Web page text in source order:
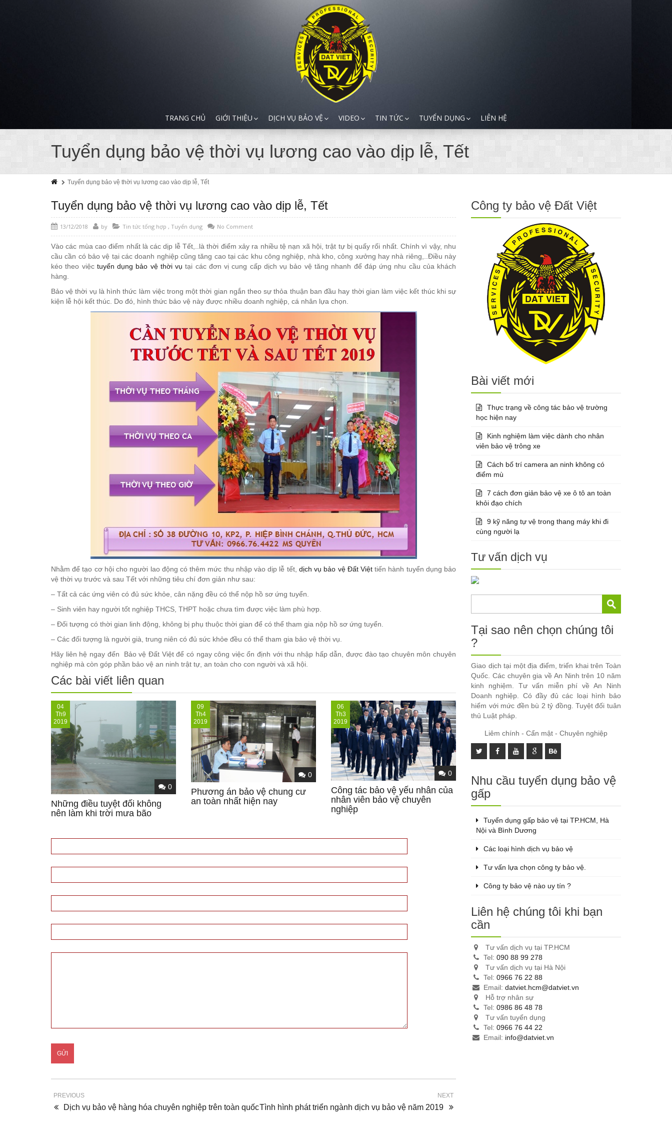
TRANG CHỦ GIỚI THIỆU DỊCH VỤ BẢO VỆ VIDEO TIN TỨC TUYỂN DỤNG LIÊN HỆ
Tuyển dụng bảo vệ thời vụ lương cao vào dịp lễ, Tết
Tuyển dụng bảo vệ thời vụ lương cao vào dịp lễ, Tết
Tuyển dụng bảo vệ thời vụ lương cao vào dịp lễ, Tết
13/12/2018 by Tin tức tổng hợp , Tuyển dụng No Comment
Vào các mùa cao điểm nhất là các dịp lễ Tết,..là thời điểm xảy ra nhiều tệ nạn xã hội, trật tự bị quấy rối nhất. Chính vì vậy, nhu
cầu cần có bảo vệ tại các doanh nghiệp cũng tăng cao tại các khu công nghiệp, nhà kho, công xưởng hay nhà riêng,..Điều này
kéo theo việc tuyển dụng bảo vệ thời vụ tại các đơn vị cung cấp dịch vụ bảo vệ tăng nhanh để đáp ứng nhu cầu của khách
hàng.
Bảo vệ thời vụ là hình thức làm việc trong một thời gian ngắn theo sự thỏa thuận ban đầu hay thời gian làm việc kết thúc khi sự
kiện lễ hội kết thúc. Do đó, hình thức bảo vệ này được nhiều doanh nghiệp, cá nhân lựa chọn.
Nhằm để tạo cơ hội cho người lao động có thêm mức thu nhập vào dịp lễ tết, dịch vụ bảo vệ Đất Việttiến hành tuyển dụng bảo
vệ thời vụ trước và sau Tết với những tiêu chí đơn giản như sau:
– Tất cả các ứng viên có đủ sức khỏe, cân nặng đều có thể nộp hồ sơ ứng tuyển.
– Sinh viên hay người tốt nghiệp THCS, THPT hoặc chưa tìm được việc làm phù hợp.
– Đối tượng có thời gian linh động, không bị phụ thuộc thời gian để có thể tham gia nộp hồ sơ ứng tuyển.
– Các đối tượng là người già, trung niên có đủ sức khỏe đều có thể tham gia bảo vệ thời vụ.
Hãy liên hệ ngay đến Bảo vệ Đất Việt để có ngay công việc ổn định với thu nhập hấp dẫn, được đào tạo chuyên môn chuyên
nghiệp mà còn góp phần bảo vệ an ninh trật tự, an toàn cho con người và xã hội.
Các bài viết liên quan
04
Th9
2019
0
Những điều tuyệt đối không
nên làm khi trời mưa bão
09
Th4
2019
0
Phương án bảo vệ chung cư
an toàn nhất hiện nay
06
Th3
2019
0
Công tác bảo vệ yếu nhân của
nhân viên bảo vệ chuyên
nghiệp
PREVIOUS
Dịch vụ bảo vệ hàng hóa chuyên nghiệp trên toàn quốc
NEXT
Tình hình phát triển ngành dịch vụ bảo vệ năm 2019
Công ty bảo vệ Đất Việt
Bài viết mới
Thực trạng về công tác bảo vệ trường
học hiện nay
Kinh nghiệm làm việc dành cho nhân
viên bảo vệ trông xe
Cách bố trí camera an ninh không có
điểm mù
7 cách đơn giản bảo vệ xe ô tô an toàn
khỏi đạo chích
9 kỹ năng tự vệ trong thang máy khi đi
cùng người lạ
Tư vấn dịch vụ
Tại sao nên chọn chúng tôi
?
Giao dịch tại một địa điểm, triển khai trên Toàn
Quốc. Các chuyên gia về An Ninh trên 10 năm
kinh nghiệm. Tư vấn miễn phí về An Ninh
Doanh nghiệp. Có đầy đủ các loại hình bảo
hiểm với mức đền bù 2 tỷ đồng. Tuyệt đối tuân
thủ Luật pháp.
Liêm chính - Cẩn mật - Chuyên nghiệp
Nhu cầu tuyển dụng bảo vệ
gấp
Tuyển dụng gấp bảo vệ tại TP.HCM, Hà
Nội và Bình Dương
Các loại hình dịch vụ bảo vệ
Tư vấn lựa chọn công ty bảo vệ.
Công ty bảo vệ nào uy tín ?
Liên hệ chúng tôi khi bạn
cần
Tư vấn dịch vụ tại TP.HCM
Tel:090 88 99 278
Tư vấn dịch vụ tại Hà Nội
Tel:0966 76 22 88
Email:datviet.hcm@datviet.vn
Hỗ trợ nhân sự
Tel:0986 86 48 78
Tư vấn tuyển dụng
Tel:0966 76 44 22
Email: info@datviet.vn